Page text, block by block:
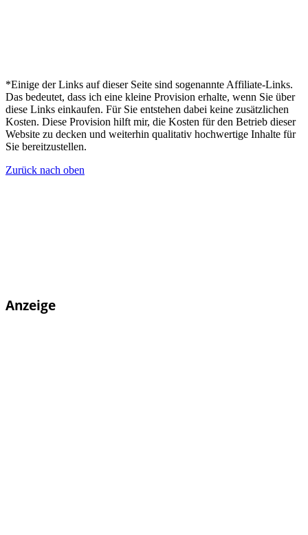
*Einige der Links auf dieser Seite sind sogenannte Affiliate-Links.
Das bedeutet, dass ich eine kleine Provision erhalte, wenn Sie über
diese Links einkaufen. Für Sie entstehen dabei keine zusätzlichen
Kosten. Diese Provision hilft mir, die Kosten für den Betrieb dieser
Website zu decken und weiterhin qualitativ hochwertige Inhalte für
Sie bereitzustellen.
Zurück nach oben
Anzeige